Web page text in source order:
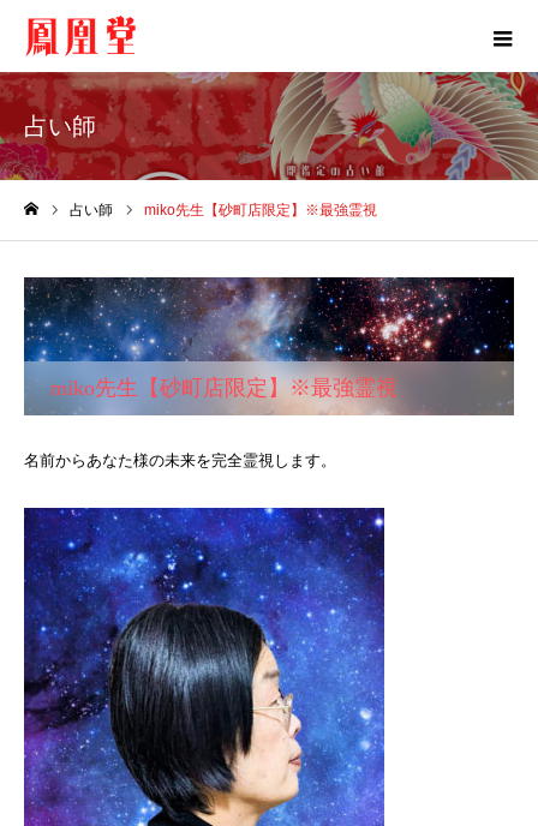
占い師
占い師 miko先生【砂町店限定】※最強霊視
miko先生【砂町店限定】※最強霊視
名前からあなた様の未来を完全霊視します。